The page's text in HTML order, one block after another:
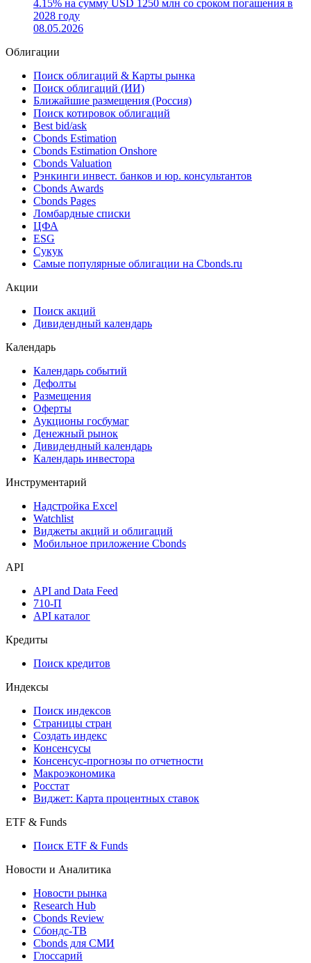
4.15% на сумму USD 1250 млн со сроком погашения в
2028 году
08.05.2026
Облигации
Поиск облигаций & Карты рынка
Поиск облигаций (ИИ)
Ближайшие размещения (Россия)
Поиск котировок облигаций
Best bid/ask
Cbonds Estimation
Cbonds Estimation Onshore
Cbonds Valuation
Рэнкинги инвест. банков и юр. консультантов
Cbonds Awards
Cbonds Pages
Ломбардные списки
ЦФА
ESG
Сукук
Самые популярные облигации на Cbonds.ru
Акции
Поиск акций
Дивидендный календарь
Календарь
Календарь событий
Дефолты
Размещения
Оферты
Аукционы госбумаг
Денежный рынок
Дивидендный календарь
Календарь инвестора
Инструментарий
Надстройка Excel
Watchlist
Виджеты акций и облигаций
Мобильное приложение Cbonds
API
API and Data Feed
710-П
API каталог
Кредиты
Поиск кредитов
Индексы
Поиск индексов
Страницы стран
Создать индекс
Консенсусы
Консенсус-прогнозы по отчетности
Макроэкономика
Росстат
Виджет: Карта процентных ставок
ETF & Funds
Поиск ETF & Funds
Новости и Аналитика
Новости рынка
Research Hub
Cbonds Review
Сбондс-ТВ
Cbonds для СМИ
Глоссарий